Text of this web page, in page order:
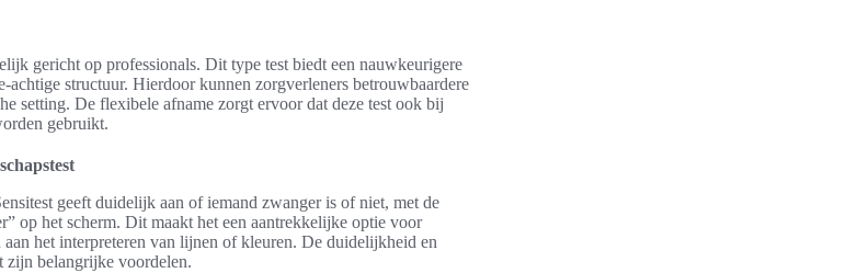
gericht op professionals. Dit type test biedt een nauwkeurigere
achtige structuur. Hierdoor kunnen zorgverleners betrouwbaardere
setting. De flexibele afname zorgt ervoor dat deze test ook bij
gebruikt.
geeft duidelijk aan of iemand zwanger is of niet, met de
op het scherm. Dit maakt het een aantrekkelijke optie voor
het interpreteren van lijnen of kleuren. De duidelijkheid en
zijn belangrijke voordelen.